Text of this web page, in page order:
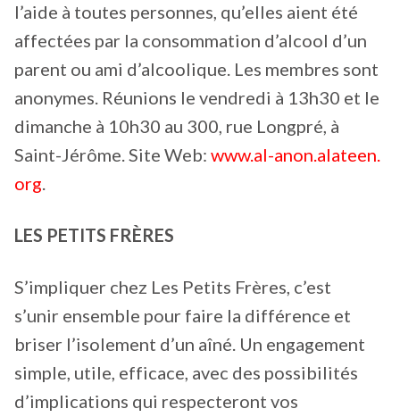
l’aide à toutes personnes, qu’elles aient été
affectées par la consommation d’alcool d’un
parent ou ami d’alcoolique. Les membres sont
anonymes. Réunions le vendredi à 13h30 et le
dimanche à 10h30 au 300, rue Longpré, à
Saint-Jérôme. Site Web: www.al-anon.alateen.
org.
LES PETITS FRÈRES
S’impliquer chez Les Petits Frères, c’est
s’unir ensemble pour faire la différence et
briser l’isolement d’un aîné. Un engagement
simple, utile, efficace, avec des possibilités
d’implications qui respecteront vos